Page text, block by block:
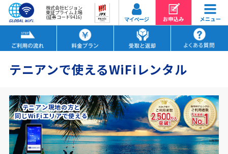
株式会社ビジョン
東証プライム上場
(証券コード9416)
テニアンで使えるWiFiレンタル
テニアン現地の方と
同じWiFiエリアで使える